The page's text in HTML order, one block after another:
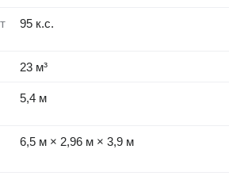
95 к.с.
23 м³
5,4 м
6,5 м × 2,96 м × 3,9 м